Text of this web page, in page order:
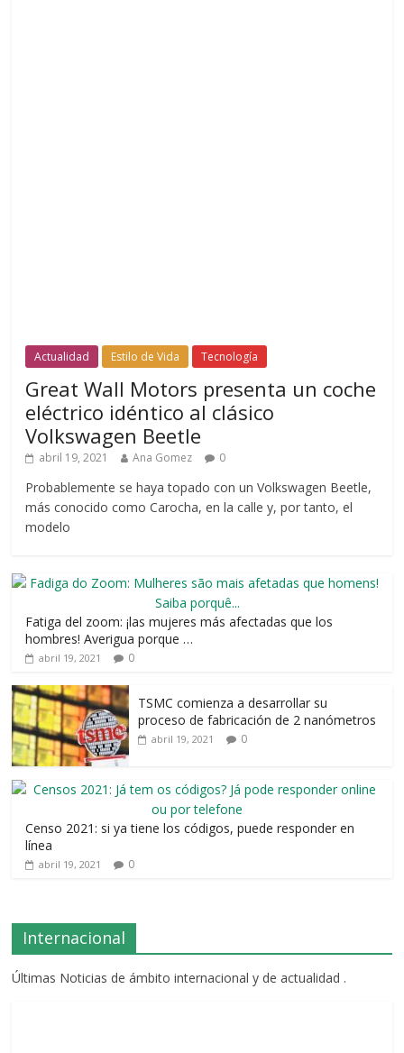
Actualidad Estilo de Vida Tecnología
Great Wall Motors presenta un coche
eléctrico idéntico al clásico
Volkswagen Beetle
abril 19, 2021 Ana Gomez 0
Probablemente se haya topado con un Volkswagen Beetle,
más conocido como Carocha, en la calle y, por tanto, el
modelo
Fatiga del zoom: ¡las mujeres más afectadas que los
hombres! Averigua porque …
abril 19, 2021 0
TSMC comienza a desarrollar su
proceso de fabricación de 2 nanómetros
abril 19, 2021 0
Censo 2021: si ya tiene los códigos, puede responder en
línea
abril 19, 2021 0
Internacional
Últimas Noticias de ámbito internacional y de actualidad .